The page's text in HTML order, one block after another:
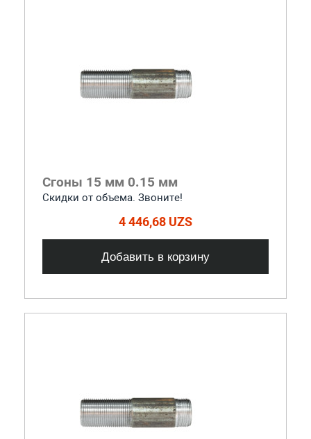
Сгоны 15 мм 0.15 мм
Скидки от объема. Звоните!
4 446,68 UZS
Добавить в корзину